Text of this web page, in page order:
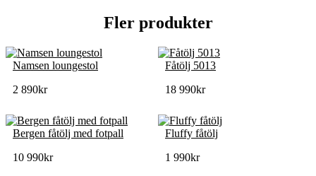
Fler produkter
Namsen loungestol
2 890kr
Fåtölj 5013
18 990kr
Bergen fåtölj med fotpall
10 990kr
Fluffy fåtölj
1 990kr